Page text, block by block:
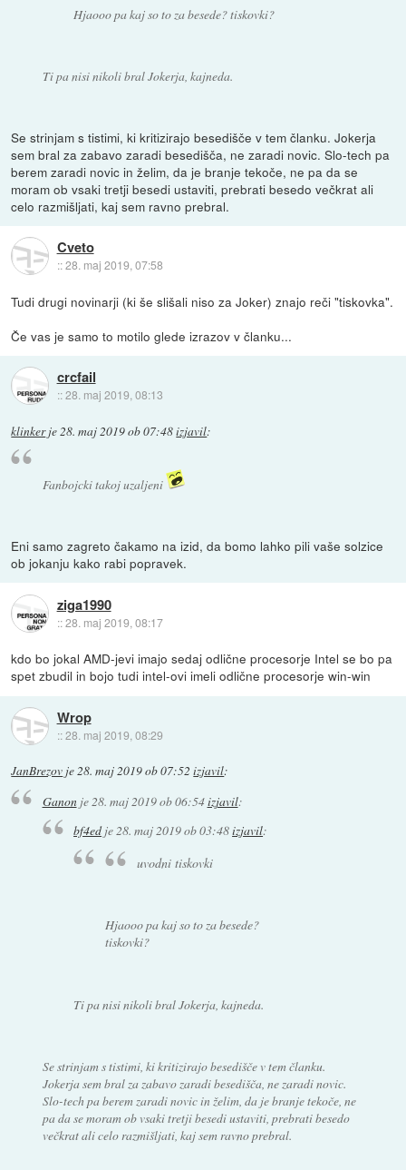
Hjaooo pa kaj so to za besede? tiskovki?
Ti pa nisi nikoli bral Jokerja, kajneda.
Se strinjam s tistimi, ki kritizirajo besedišče v tem članku. Jokerja
sem bral za zabavo zaradi besedišča, ne zaradi novic. Slo-tech pa
berem zaradi novic in želim, da je branje tekoče, ne pa da se
moram ob vsaki tretji besedi ustaviti, prebrati besedo večkrat ali
celo razmišljati, kaj sem ravno prebral.
Cveto
::28. maj 2019, 07:58
Tudi drugi novinarji (ki še slišali niso za Joker) znajo reči "tiskovka".
Če vas je samo to motilo glede izrazov v članku...
crcfail
::28. maj 2019, 08:13
klinkerje28. maj 2019 ob 07:48izjavil:
Fanbojcki takoj uzaljeni
Eni samo zagreto čakamo na izid, da bomo lahko pili vaše solzice
ob jokanju kako rabi popravek.
ziga1990
::28. maj 2019, 08:17
kdo bo jokal AMD-jevi imajo sedaj odlične procesorje Intel se bo pa
spet zbudil in bojo tudi intel-ovi imeli odlične procesorje win-win
Wrop
::28. maj 2019, 08:29
JanBrezov je28. maj 2019 ob 07:52 izjavil:
Ganonje 28. maj 2019 ob 06:54izjavil:
bf4edje28. maj 2019 ob 03:48izjavil:
uvodni tiskovki
Hjaooo pa kaj so to za besede?
tiskovki?
Ti pa nisi nikoli bral Jokerja, kajneda.
Se strinjam s tistimi, ki kritizirajo besedišče v tem članku.
Jokerja sem bral za zabavo zaradi besedišča, ne zaradi novic.
Slo-tech pa berem zaradi novic in želim, da je branje tekoče, ne
pa da se moram ob vsaki tretji besedi ustaviti, prebrati besedo
večkrat ali celo razmišljati, kaj sem ravno prebral.